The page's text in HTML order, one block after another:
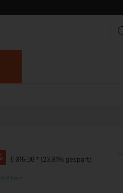
€ 315,00 * (23,81% gespart)
3 Tagen!